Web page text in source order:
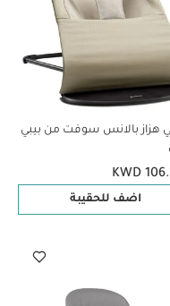
هزاز بالانس سوفت من بيبي
KWD
اضف للحقيبة